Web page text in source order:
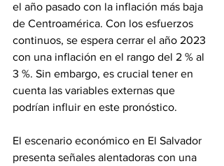
el año pasado con la inflación más baja
de Centroamérica. Con los esfuerzos
continuos, se espera cerrar el año 2023
con una inflación en el rango del 2 % al
3 %. Sin embargo, es crucial tener en
cuenta las variables externas que
podrían influir en este pronóstico.
El escenario económico en El Salvador
presenta señales alentadoras con una